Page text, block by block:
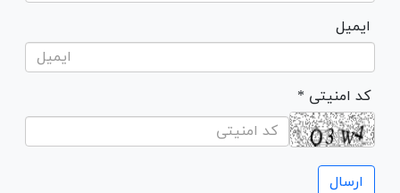
ایمیل
* کد امنیتی